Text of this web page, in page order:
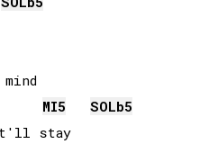
MI5 SOLb5
Some piece of mind that'll stay